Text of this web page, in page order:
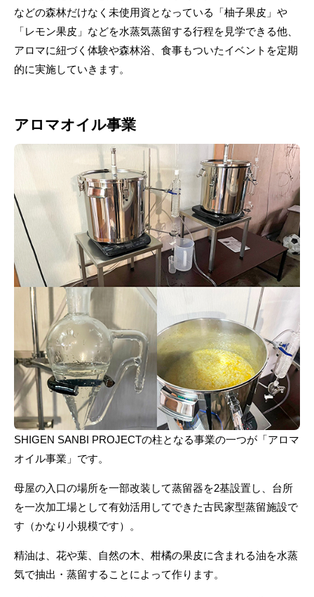
などの森林だけなく未使用資となっている「柚子果皮」や
「レモン果皮」などを水蒸気蒸留する行程を見学できる他、
アロマに紐づく体験や森林浴、食事もついたイベントを定期
的に実施していきます。
アロマオイル事業
SHIGEN SANBI PROJECTの柱となる事業の一つが「アロマ
オイル事業」です。
母屋の入口の場所を一部改装して蒸留器を2基設置し、台所
を一次加工場として有効活用してできた古民家型蒸留施設で
す（かなり小規模です）。
精油は、花や葉、自然の木、柑橘の果皮に含まれる油を水蒸
気で抽出・蒸留することによって作ります。